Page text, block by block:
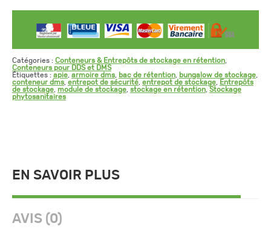
Catégories : Conteneurs & Entrepôts de stockage en rétention
Conteneurs pour DDS et DMS
Étiquettes : apie armoire dms bac de rétention bungalow de stockage
conteneur dms entrepot de sécurité entrepot de stockage
Entrepôts
de stockage module de stockage stockage en rétention Stockage
phytosanitaires
EN SAVOIR PLUS
AVIS (0)